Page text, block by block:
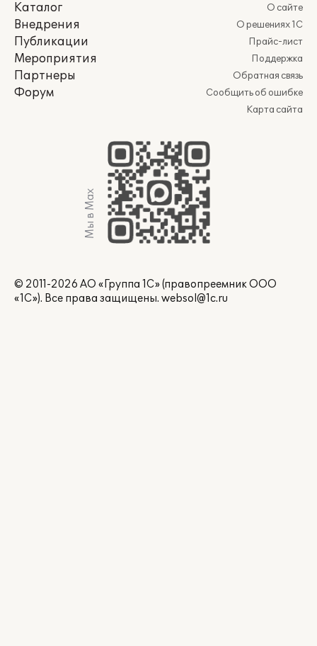
Каталог
Внедрения
Публикации
Мероприятия
Партнеры
Форум
О сайте
О решениях 1С
Прайс-лист
Поддержка
Обратная связь
Сообщить об ошибке
Карта сайта
Мы в Max
© 2011-2026 АО «Группа 1С» (правопреемник ООО
«1С»). Все права защищены. websol@1c.ru